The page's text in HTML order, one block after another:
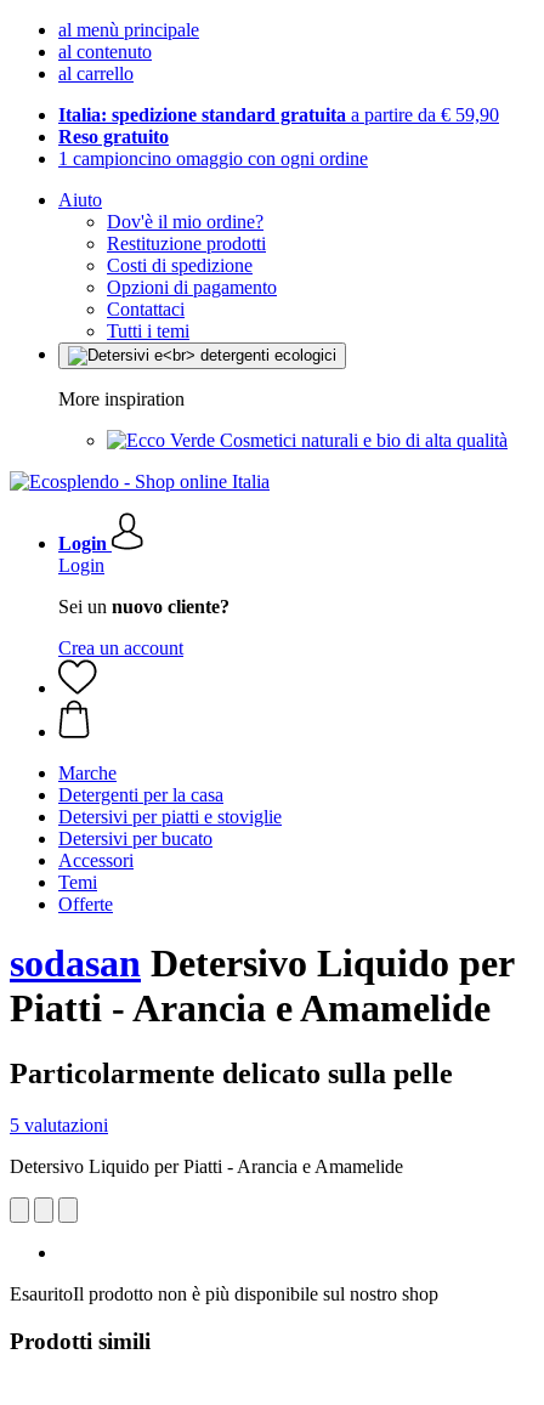
al menù principale
al contenuto
al carrello
Italia: spedizione standard gratuita a partire da € 59,90
Reso gratuito
1 campioncino omaggio con ogni ordine
Aiuto
Dov'è il mio ordine?
Restituzione prodotti
Costi di spedizione
Opzioni di pagamento
Contattaci
Tutti i temi
More inspiration
Cosmetici naturali e bio di alta qualità
Login
Login
Sei un nuovo cliente?
Crea un account
Marche
Detergenti per la casa
Detersivi per piatti e stoviglie
Detersivi per bucato
Accessori
Temi
Offerte
sodasan Detersivo Liquido per
Piatti - Arancia e Amamelide
Particolarmente delicato sulla pelle
5 valutazioni
Detersivo Liquido per Piatti - Arancia e Amamelide
EsauritoIl prodotto non è più disponibile sul nostro shop
Prodotti simili